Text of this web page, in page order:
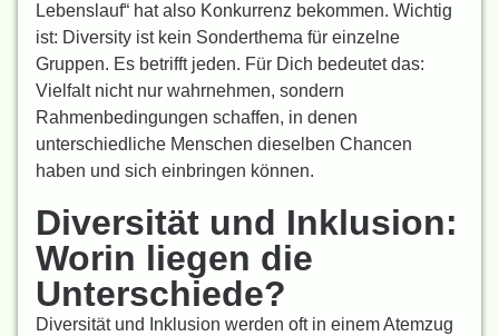
Lebenslauf“ hat also Konkurrenz bekommen. Wichtig
ist: Diversity ist kein Sonderthema für einzelne
Gruppen. Es betrifft jeden. Für Dich bedeutet das:
Vielfalt nicht nur wahrnehmen, sondern
Rahmenbedingungen schaffen, in denen
unterschiedliche Menschen dieselben Chancen
haben und sich einbringen können.
Diversität und Inklusion:
Worin liegen die
Unterschiede?
Diversität und Inklusion werden oft in einem Atemzug